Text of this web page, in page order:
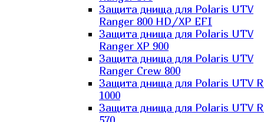
Защита днища для Polaris UTV
Ranger 800 HD/XP EFI
Защита днища для Polaris UTV
Ranger XP 900
Защита днища для Polaris UTV
Ranger Сrew 800
Защита днища для Polaris UTV
1000
Защита днища для Polaris UTV